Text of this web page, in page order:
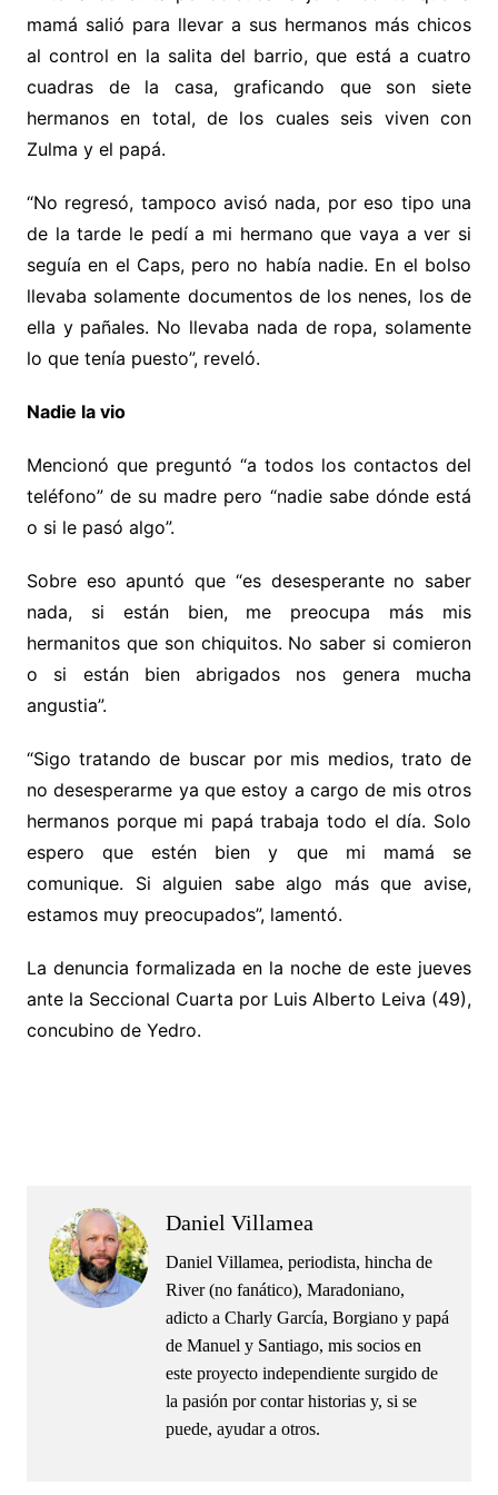
mamá salió para llevar a sus hermanos más chicos
al control en la salita del barrio, que está a cuatro
cuadras de la casa, graficando que son siete
hermanos en total, de los cuales seis viven con
Zulma y el papá.
“No regresó, tampoco avisó nada, por eso tipo una
de la tarde le pedí a mi hermano que vaya a ver si
seguía en el Caps, pero no había nadie. En el bolso
llevaba solamente documentos de los nenes, los de
ella y pañales. No llevaba nada de ropa, solamente
lo que tenía puesto”, reveló.
Nadie la vio
Mencionó que preguntó “a todos los contactos del
teléfono” de su madre pero “nadie sabe dónde está
o si le pasó algo”.
Sobre eso apuntó que “es desesperante no saber
nada, si están bien, me preocupa más mis
hermanitos que son chiquitos. No saber si comieron
o si están bien abrigados nos genera mucha
angustia”.
“Sigo tratando de buscar por mis medios, trato de
no desesperarme ya que estoy a cargo de mis otros
hermanos porque mi papá trabaja todo el día. Solo
espero que estén bien y que mi mamá se
comunique. Si alguien sabe algo más que avise,
estamos muy preocupados”, lamentó.
La denuncia formalizada en la noche de este jueves
ante la Seccional Cuarta por Luis Alberto Leiva (49),
concubino de Yedro.
Daniel Villamea
Daniel Villamea, periodista, hincha de
River (no fanático), Maradoniano,
adicto a Charly García, Borgiano y papá
de Manuel y Santiago, mis socios en
este proyecto independiente surgido de
la pasión por contar historias y, si se
puede, ayudar a otros.